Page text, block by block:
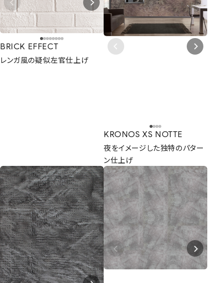
BRICK EFFECT
レンガ風の疑似左官仕上げ
KRONOS XS NOTTE
夜をイメージした独特のパター
ン仕上げ